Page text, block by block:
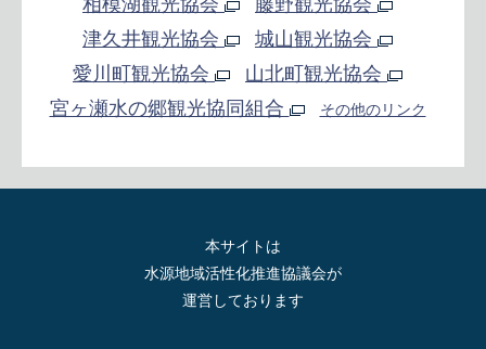
津久井観光協会
城山観光協会
愛川町観光協会
山北町観光協会
宮ヶ瀬水の郷観光協同組合
その他のリンク
本サイトは
水源地域活性化推進協議会が
運営しております